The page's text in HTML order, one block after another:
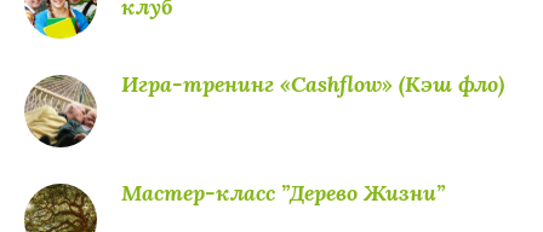
клуб
Игра-тренинг «Cashflow» (Кэш фло)
Мастер-класс ”Дерево Жизни”